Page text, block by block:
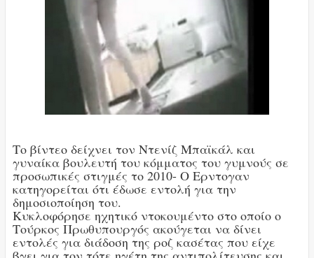
Το βίντεο δείχνει τον Ντενίζ Μπαϊκάλ και
γυναίκα βουλευτή του κόμματος του γυμνούς σε
προσωπικές στιγμές το 2010- Ο Ερντογαν
κατηγορείται ότι έδωσε εντολή για την
δημοσιοποίηση του.
Kυκλοφόρησε ηχητικό ντοκουμέντο στο οποίο ο
Τούρκος Πρωθυπουργός ακούγεται να δίνει
εντολές για διάδοση της ροζ κασέτας που είχε